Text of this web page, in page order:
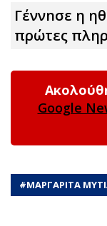
Γέννnσε η
πρώτες
Google
#ΜΑΡΓΑΡΙΤΑ